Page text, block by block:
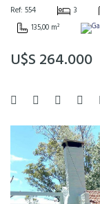
Ref: 554 3
135,00 m²
U$S 264.000